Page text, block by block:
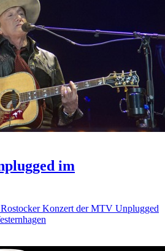
im
Rostocker Konzert der MTV Unplugged